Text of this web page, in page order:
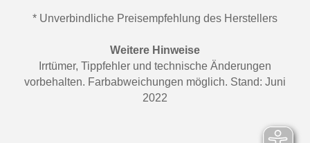
* Unverbindliche Preisempfehlung des Herstellers
Weitere Hinweise
Irrtümer, Tippfehler und technische Änderungen
vorbehalten. Farbabweichungen möglich. Stand: Juni
2022